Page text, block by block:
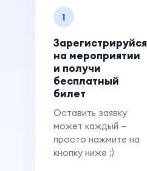
1
Зарегистрируйся
на мероприятии
и получи
бесплатный
билет
Оставить заявку
может каждый —
просто нажмите на
кнопку ниже ;)